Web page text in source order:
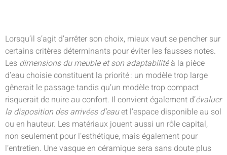
Lorsqu’il s’agit d’arrêter son choix, mieux vaut se pencher sur
certains critères déterminants pour éviter les fausses notes.
Les dimensions du meuble et son adaptabilitéà la pièce
d’eau choisie constituent la priorité : un modèle trop large
gênerait le passage tandis qu’un modèle trop compact
risquerait de nuire au confort. Il convient également d’évaluer
la disposition des arrivées d’eauet l’espace disponible au sol
ou en hauteur. Les matériaux jouent aussi un rôle capital,
non seulement pour l’esthétique, mais également pour
l’entretien. Une vasque en céramique sera sans doute plus